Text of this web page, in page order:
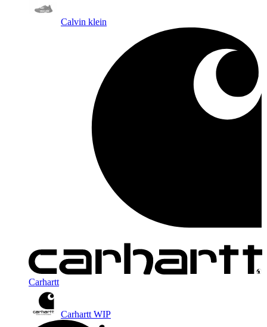
Calvin klein
Carhartt
Carhartt WIP